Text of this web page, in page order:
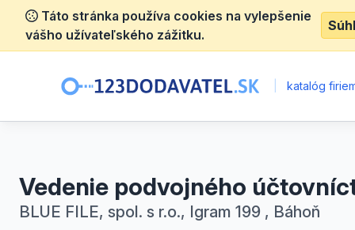
Táto stránka používa cookies na vylepšenie
vášho užívateľského zážitku.
katalóg
Vedenie podvojného
BLUE FILE, spol. s r.o., Igram 199 , Báhoň